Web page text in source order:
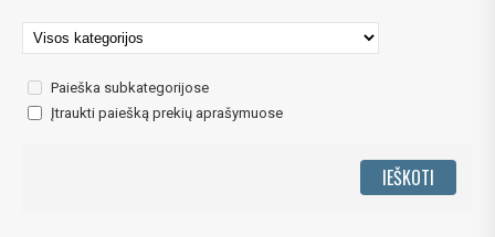
Paieška subkategorijose
Įtraukti paiešką prekių aprašymuose